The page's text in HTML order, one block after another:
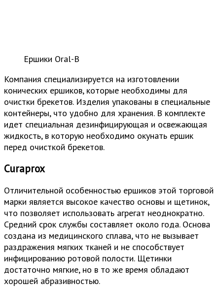
Ершики Oral-B
Компания специализируется на изготовлении
конических ершиков, которые необходимы для
очистки брекетов. Изделия упакованы в специальные
контейнеры, что удобно для хранения. В комплекте
идет специальная дезинфицирующая и освежающая
жидкость, в которую необходимо окунать ершик
перед очисткой брекетов.
Curaprox
Отличительной особенностью ершиков этой торговой
марки является высокое качество основы и щетинок,
что позволяет использовать агрегат неоднократно.
Средний срок службы составляет около года. Основа
создана из медицинского сплава, что не вызывает
раздражения мягких тканей и не способствует
инфицированию ротовой полости. Щетинки
достаточно мягкие, но в то же время обладают
хорошей абразивностью.